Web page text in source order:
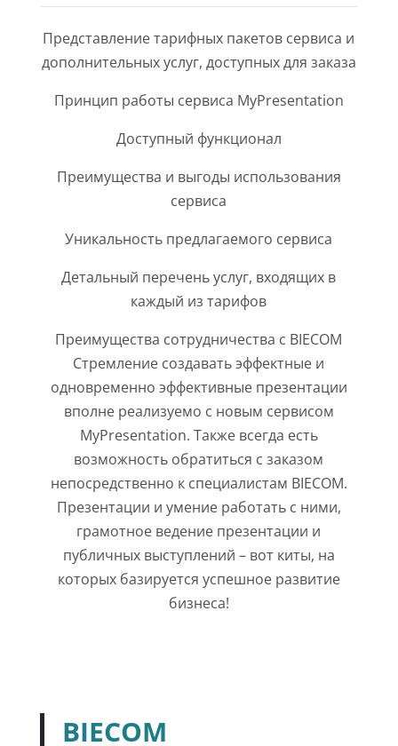
Представление тарифных пакетов сервиса и
дополнительных услуг, доступных для заказа
Принцип работы сервиса MyPresentation
Доступный функционал
Преимущества и выгоды использования
сервиса
Уникальность предлагаемого сервиса
Детальный перечень услуг, входящих в
каждый из тарифов
Преимущества сотрудничества с BIECOM
Стремление создавать эффектные и
одновременно эффективные презентации
вполне реализуемо с новым сервисом
MyPresentation. Также всегда есть
возможность обратиться с заказом
непосредственно к специалистам BIECOM.
Презентации и умение работать с ними,
грамотное ведение презентации и
публичных выступлений – вот киты, на
которых базируется успешное развитие
бизнеса!
BIECOM